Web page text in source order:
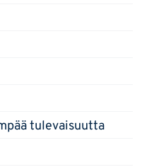
tulevaisuutta